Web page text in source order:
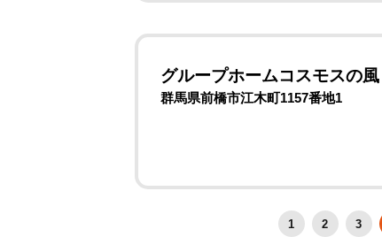
グループホームコスモスの風
群馬県前橋市江木町1157番地1
1 2 3